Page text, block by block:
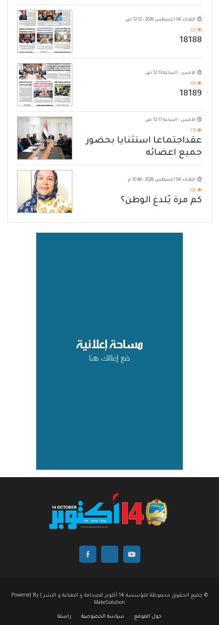
حضرموت
الثلاثاء, 04 أغسطس 2026 - 12:12 ص
222
18188
الأمس - الساعة 12:13 ص
193
18189
الأمس - الساعة 12:17 ص
116
عقداجتماعا استثنايا بحضور
جميع اعضائه
الثلاثاء, 04 أغسطس 2026 - 10:46 م
108
كم مرة يُلدغ الوطن؟
© جميع الحقوق محفوظة لمؤسسة 14 أكتوبر للصحافة و الطباعة و النشر | Powered By
MakeSolution
حول الموقع سياسة الخصوصية راسلنا